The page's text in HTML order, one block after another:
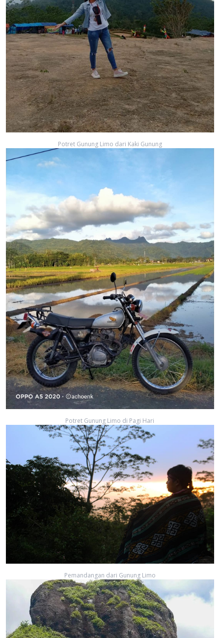
Potret Gunung Limo dari Kaki Gunung
Potret Gunung Limo di Pagi Hari
Pemandangan dari Gunung Limo